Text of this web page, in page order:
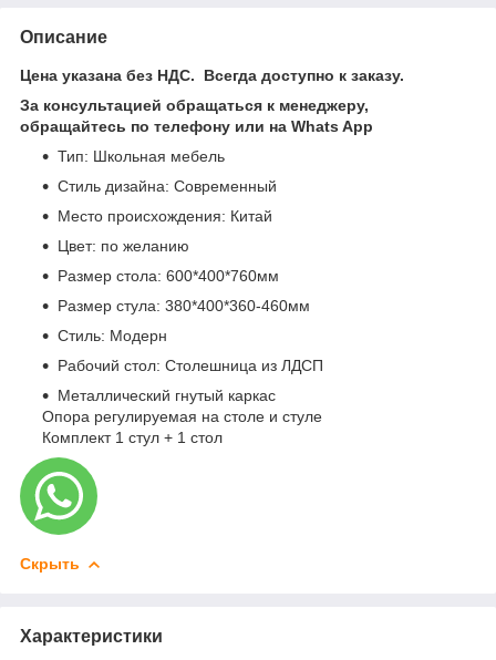
Описание
Цена указана без НДС. Всегда доступно к заказу.
За консультацией обращаться к менеджеру,
обращайтесь по телефону или на Whats App
Тип: Школьная мебель
Стиль дизайна: Современный
Место происхождения: Китай
Цвет: по желанию
Размер стола: 600*400*760мм
Размер стула: 380*400*360-460мм
Стиль: Модерн
Рабочий стол: Столешница из ЛДСП
Металлический гнутый каркас
Опора регулируемая на столе и стуле
Комплект 1 стул + 1 стол
Скрыть
Характеристики